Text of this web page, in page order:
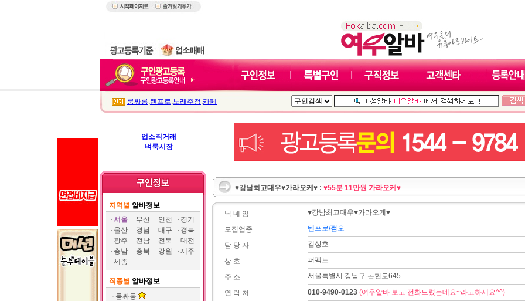
룸싸롱,텐프로,노래주점 ,카페
업소직거래
벼룩시장
지역별 알바정보
서울
부산 인천
경기
울산
경남 대구
경북
광주
전남 전북
대전
충남
충북 강원
제주
세종
직종별 알바정보
룸싸롱
♥강남최고대우♥가라오케♥ : ♥55분 11만원 가라오케♥
닉 네 임
모집업종
담 당 자
상 호
주 소
연 락 처
♥강남최고대우♥가라오케♥
텐프로/쩜오
김상호
퍼펙트
서울특별시 강남구 논현로645
010-9490-0123 (여우알바 보고 전화드렸는데요~라고하세요^^)